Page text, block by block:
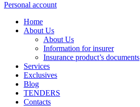
Personal account
Home
About Us
About Us
Information for insurer
Insurance product’s documents
Services
Exclusives
Blog
TENDERS
Contacts